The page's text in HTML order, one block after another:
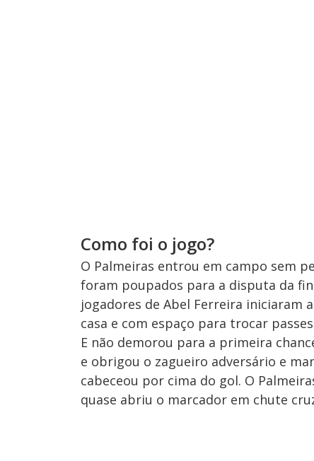
Como foi o jogo?
O Palmeiras entrou em campo sem
foram poupados para a disputa da
jogadores de Abel Ferreira iniciaram
casa e com espaço para trocar
E não demorou para a primeira
e obrigou o zagueiro adversário e
cabeceou por cima do gol. O
quase abriu o marcador em chute